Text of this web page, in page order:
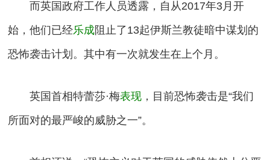
而英国政府工作人员透露，自从2017年3月开
始，他们已经乐成阻止了13起伊斯兰教徒暗中谋划的
恐怖袭击计划。其中有一次就发生在上个月。
英国首相特蕾莎·梅表现 ，目前恐怖袭击是“我们
所面对的最严峻的威胁之一”。